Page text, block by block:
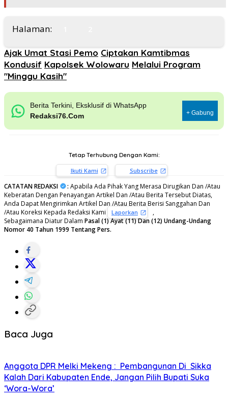
Halaman:
Ajak Umat Stasi Pemo Ciptakan Kamtibmas
Kondusif Kapolsek Wolowaru Melalui Program
"Minggu Kasih"
Berita Terkini, Eksklusif di WhatsApp
Redaksi76.Com
+ Gabung
Tetap Terhubung Dengan Kami:
Ikuti Kami Subscribe
CATATAN REDAKSI : Apabila Ada Pihak Yang Merasa Dirugikan Dan /Atau
Keberatan Dengan Penayangan Artikel Dan /Atau Berita Tersebut Diatas,
Anda Dapat Mengirimkan Artikel Dan /Atau Berita Berisi Sanggahan Dan
/Atau Koreksi Kepada Redaksi Kami
Laporkan
,
Sebagaimana Diatur Dalam Pasal (1) Ayat (11) Dan (12) Undang-Undang
Nomor 40 Tahun 1999 Tentang Pers.
Baca Juga
Anggota DPR Melki Mekeng : Pembangunan Di Sikka
Kalah Dari Kabupaten Ende, Jangan Pilih Bupati Suka
‘Wora-Wora’